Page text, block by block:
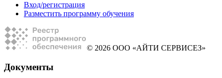
Вход/регистрация
Разместить программу обучения
© 2026 ООО «АЙТИ СЕРВИСЕЗ»
Документы